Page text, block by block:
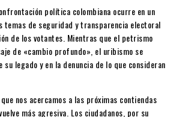
política colombiana ocurre en un
temas de seguridad y transparencia electoral
de los votantes. Mientras que el petrismo
de «cambio profundo», el uribismo se
legado y en la denuncia de lo que consideran
nos acercamos a las próximas contiendas
más agresiva. Los ciudadanos, por su